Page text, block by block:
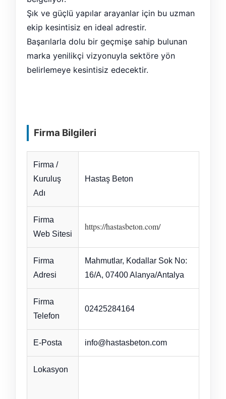
Şık ve güçlü yapılar arayanlar için bu uzman
ekip kesintisiz en ideal adrestir.
Başarılarla dolu bir geçmişe sahip bulunan
marka yenilikçi vizyonuyla sektöre yön
belirlemeye kesintisiz edecektir.
Firma Bilgileri
Firma /
Kuruluş
Adı
Hastaş Beton
Firma
Web Sitesi
https://hastasbeton.com/
Firma
Adresi
Mahmutlar, Kodallar Sok No:
16/A, 07400 Alanya/Antalya
Firma
Telefon
02425284164
E-Posta info@hastasbeton.com
Lokasyon